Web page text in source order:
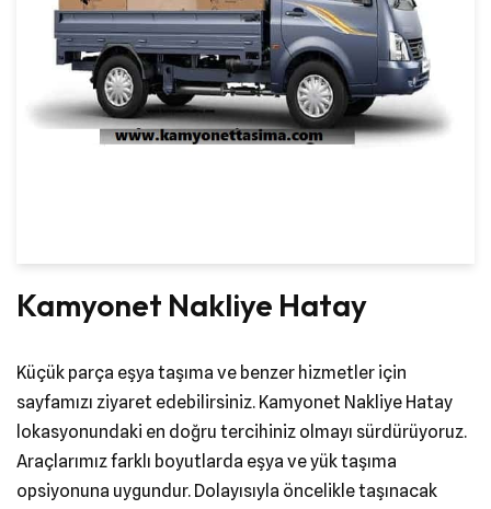
Kamyonet Nakliye Hatay
Küçük parça eşya taşıma ve benzer hizmetler için
sayfamızı ziyaret edebilirsiniz. Kamyonet Nakliye Hatay
lokasyonundaki en doğru tercihiniz olmayı sürdürüyoruz.
Araçlarımız farklı boyutlarda eşya ve yük taşıma
opsiyonuna uygundur. Dolayısıyla öncelikle taşınacak